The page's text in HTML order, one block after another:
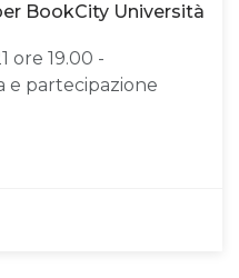
BookCity Università
ore 19.00 -
e partecipazione